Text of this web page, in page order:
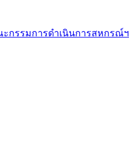
ะกรรมการดำเนินการสหกรณ์ฯ